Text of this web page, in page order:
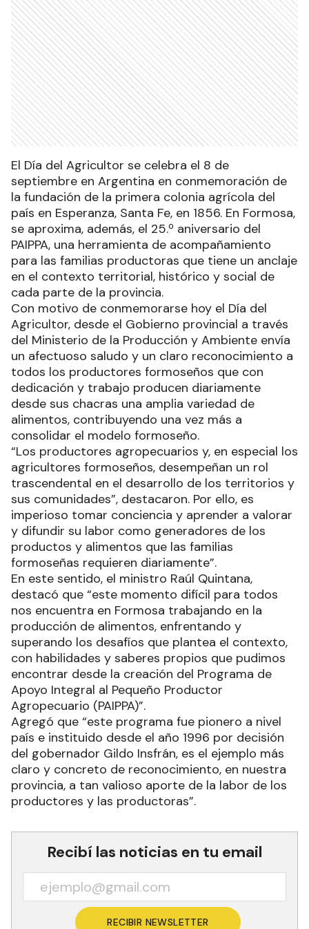
El Día del Agricultor se celebra el 8 de
septiembre en Argentina en conmemoración de
la fundación de la primera colonia agrícola del
país en Esperanza, Santa Fe, en 1856. En Formosa,
se aproxima, además, el 25.º aniversario del
PAIPPA, una herramienta de acompañamiento
para las familias productoras que tiene un anclaje
en el contexto territorial, histórico y social de
cada parte de la provincia.
Con motivo de conmemorarse hoy el Día del
Agricultor, desde el Gobierno provincial a través
del Ministerio de la Producción y Ambiente envía
un afectuoso saludo y un claro reconocimiento a
todos los productores formoseños que con
dedicación y trabajo producen diariamente
desde sus chacras una amplia variedad de
alimentos, contribuyendo una vez más a
consolidar el modelo formoseño.
“Los productores agropecuarios y, en especial los
agricultores formoseños, desempeñan un rol
trascendental en el desarrollo de los territorios y
sus comunidades”, destacaron. Por ello, es
imperioso tomar conciencia y aprender a valorar
y difundir su labor como generadores de los
productos y alimentos que las familias
formoseñas requieren diariamente”.
En este sentido, el ministro Raúl Quintana,
destacó que “este momento difícil para todos
nos encuentra en Formosa trabajando en la
producción de alimentos, enfrentando y
superando los desafíos que plantea el contexto,
con habilidades y saberes propios que pudimos
encontrar desde la creación del Programa de
Apoyo Integral al Pequeño Productor
Agropecuario (PAIPPA)”.
Agregó que “este programa fue pionero a nivel
país e instituido desde el año 1996 por decisión
del gobernador Gildo Insfrán, es el ejemplo más
claro y concreto de reconocimiento, en nuestra
provincia, a tan valioso aporte de la labor de los
productores y las productoras”.
Recibí las noticias en tu email
RECIBIR NEWSLETTER